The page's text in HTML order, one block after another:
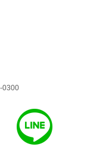
0300